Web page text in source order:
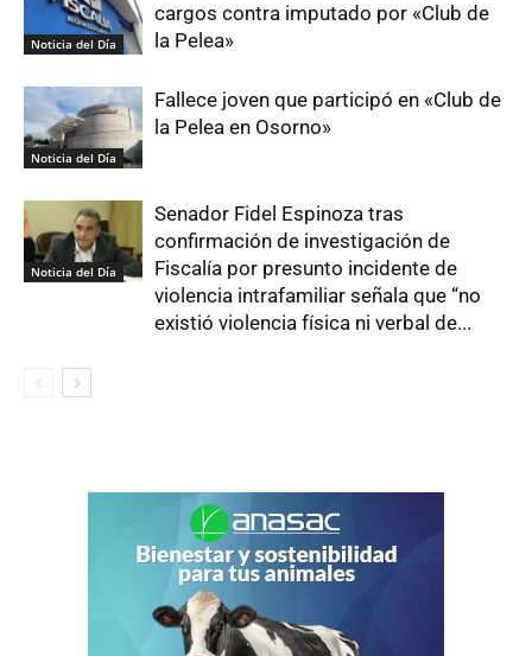
Noticia del Día
cargos contra imputado por «Club de
la Pelea»
Noticia del Día
Fallece joven que participó en «Club de
la Pelea en Osorno»
Noticia del Día
Senador Fidel Espinoza tras
confirmación de investigación de
Fiscalía por presunto incidente de
violencia intrafamiliar señala que “no
existió violencia física ni verbal de...